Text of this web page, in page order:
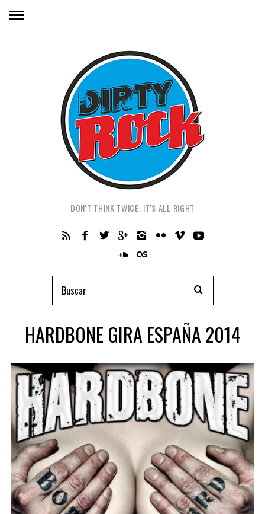
DON'T THINK TWICE, IT'S ALL RIGHT
HARDBONE GIRA ESPAÑA 2014